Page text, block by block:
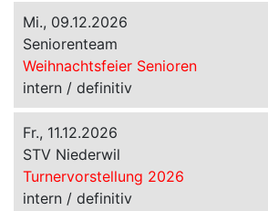
Mi., 09.12.2026
Seniorenteam
Weihnachtsfeier Senioren
intern / definitiv
Fr., 11.12.2026
STV Niederwil
Turnervorstellung 2026
intern / definitiv